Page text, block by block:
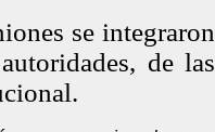
se
de